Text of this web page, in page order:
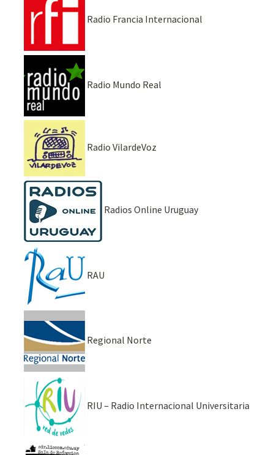
Radio Francia Internacional
Radio Mundo Real
Radio VilardeVoz
Radios Online Uruguay
RAU
Regional Norte
RIU – Radio Internacional Universitaria